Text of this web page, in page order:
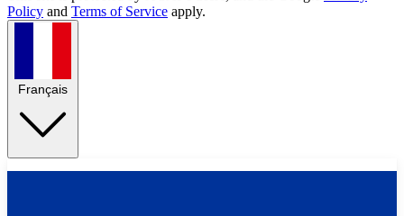
Policy and Terms of Service apply.
Français